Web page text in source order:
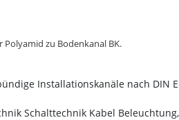
Polyamid zu Bodenkanal BK.
Installationskanäle nach DIN
Schalttechnik Kabel